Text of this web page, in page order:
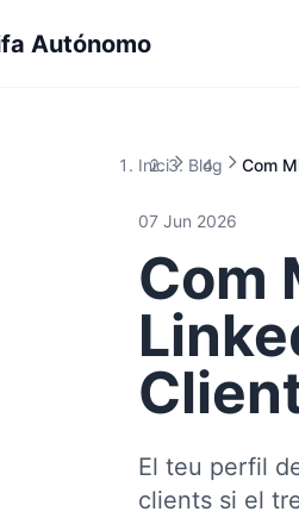
Autónomo
Inici Blog Com
07 Jun 2026
Com
El teu perfil
clients si el